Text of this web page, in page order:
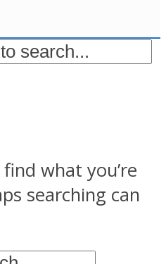
what you’re
searching can